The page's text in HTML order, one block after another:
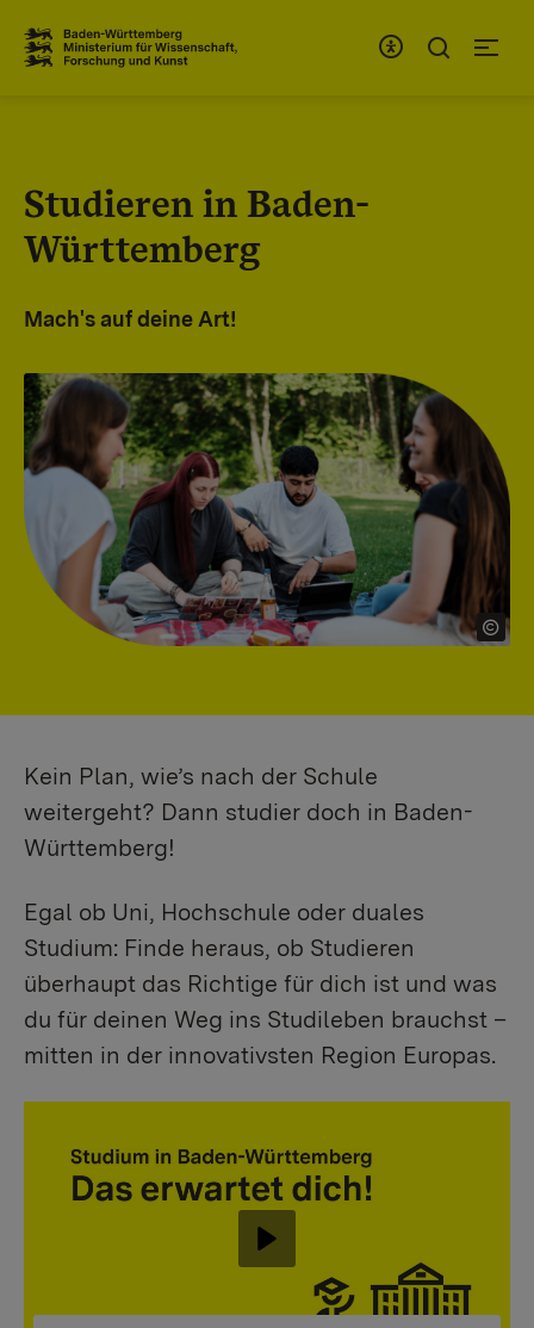
Studieren in Baden-
Württemberg
Mach's auf deine Art!
Kein Plan, wie’s nach der Schule
weitergeht? Dann studier doch in Baden-
Württemberg!
Egal ob Uni, Hochschule oder duales
Studium: Finde heraus, ob Studieren
überhaupt das Richtige für dich ist und was
du für deinen Weg ins Studileben brauchst –
mitten in der innovativsten Region Europas.
Abspielen